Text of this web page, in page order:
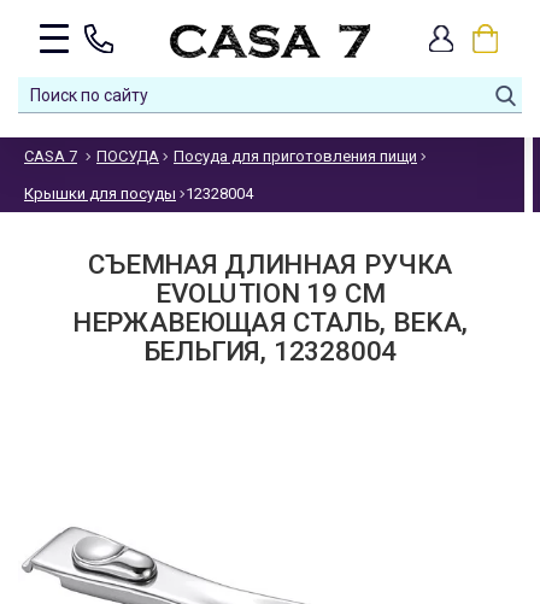
CASA 7 ПОСУДА Посуда для приготовления пищи
Крышки для посуды 12328004
СЪЕМНАЯ ДЛИННАЯ РУЧКА
EVOLUTION 19 СМ
НЕРЖАВЕЮЩАЯ СТАЛЬ, BEKA,
БЕЛЬГИЯ, 12328004